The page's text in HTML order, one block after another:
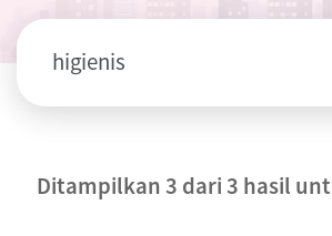
Ditampilkan 3 dari 3 hasil